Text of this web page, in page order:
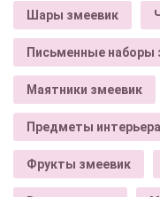
Шары змеевик
Письменные наборы
Маятники змеевик
Предметы
Фрукты змеевик